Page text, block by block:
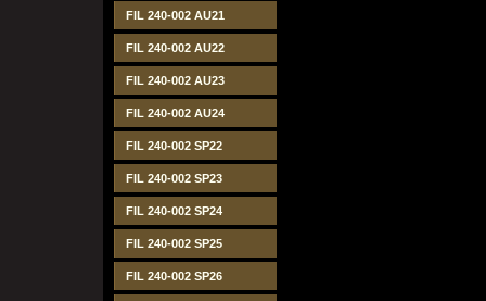
FIL 240-002 AU21
FIL 240-002 AU22
FIL 240-002 AU23
FIL 240-002 AU24
FIL 240-002 SP22
FIL 240-002 SP23
FIL 240-002 SP24
FIL 240-002 SP25
FIL 240-002 SP26